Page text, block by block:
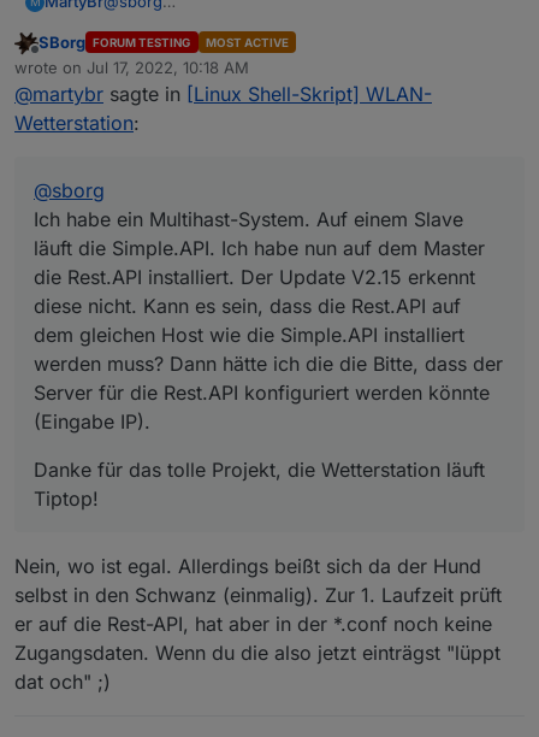
Menüpunkt "4" wählen und die Fragen
beantworten
(dies prüft der ws_updater) werden die ggf. neuen
Datenpunkte automatisch angelegt, ansonsten muss
man halt weiter wie gehabt diewetterstation.js
nutzen.
die Simple.API. Ich habe nun auf dem Master die
Rest.API installiert. Der Update V2.15 erkennt diese
nicht. Kann es sein, dass die Rest.API auf dem
gleichen Host wie die Simple.API installiert werden
muss? Dann hätte ich die die Bitte, dass der Server für
Danke für das tolle Projekt, die Wetterstation läuft
Tiptop!
Offline
SBorg FORUM TESTING MOST ACTIVE
wrote on Jul 17, 2022, 10:18 AM
last edited by
@martybr sagte in [Linux Shell-Skript] WLAN-
Wetterstation:
@sborg
Ich habe ein Multihast-System. Auf einem Slave
läuft die Simple.API. Ich habe nun auf dem Master
die Rest.API installiert. Der Update V2.15 erkennt
diese nicht. Kann es sein, dass die Rest.API auf
dem gleichen Host wie die Simple.API installiert
werden muss? Dann hätte ich die die Bitte, dass der
Server für die Rest.API konfiguriert werden könnte
(Eingabe IP).
Danke für das tolle Projekt, die Wetterstation läuft
Tiptop!
Nein, wo ist egal. Allerdings beißt sich da der Hund
selbst in den Schwanz (einmalig). Zur 1. Laufzeit prüft
er auf die Rest-API, hat aber in der *.conf noch keine
Zugangsdaten. Wenn du die also jetzt einträgst "lüppt
dat och" ;)